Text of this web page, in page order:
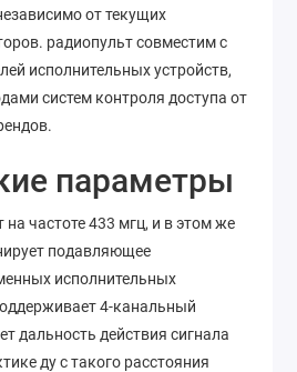
от текущих
радиопульт совместим с
исполнительных устройств,
систем контроля доступа от
параметры
частоте 433 мгц, и в этом же
подавляющее
исполнительных
4-канальный
дальность действия сигнала
ду с такого расстояния